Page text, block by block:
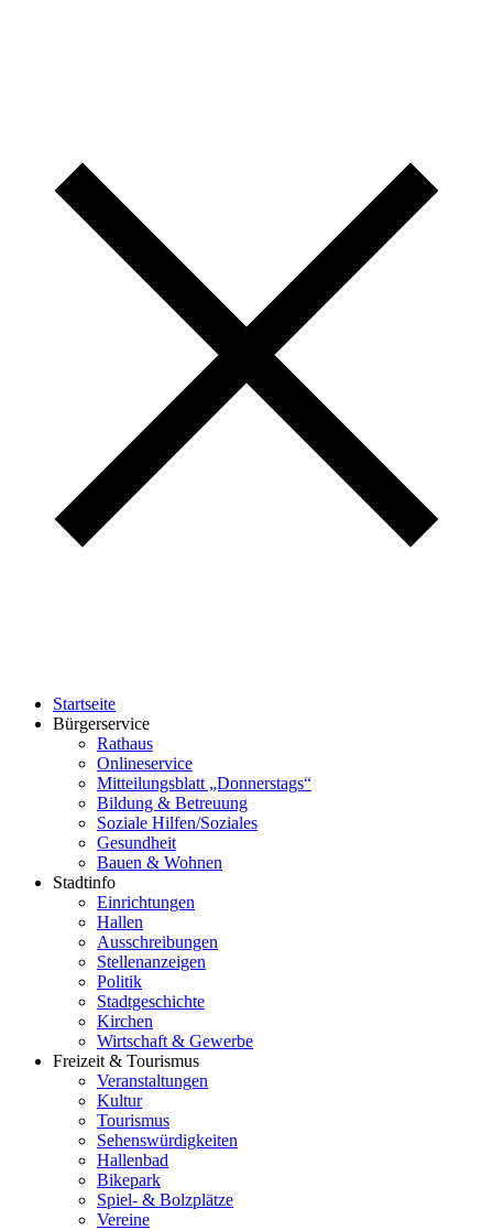
Startseite
Bürgerservice
Rathaus
Onlineservice
Mitteilungsblatt „Donnerstags“
Bildung & Betreuung
Soziale Hilfen/Soziales
Gesundheit
Bauen & Wohnen
Stadtinfo
Einrichtungen
Hallen
Ausschreibungen
Stellenanzeigen
Politik
Stadtgeschichte
Kirchen
Wirtschaft & Gewerbe
Freizeit & Tourismus
Veranstaltungen
Kultur
Tourismus
Sehenswürdigkeiten
Hallenbad
Bikepark
Spiel- & Bolzplätze
Vereine